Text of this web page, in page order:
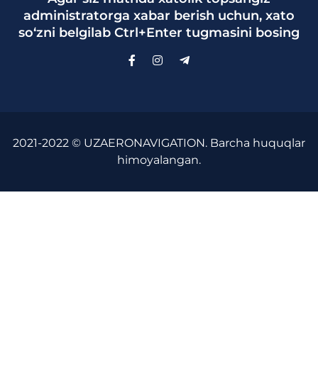
administratorga xabar berish uchun, xato
so‘zni belgilab Ctrl+Enter tugmasini bosing
2021-2022 © UZAERONAVIGATION. Barcha huquqlar
himoyalangan.